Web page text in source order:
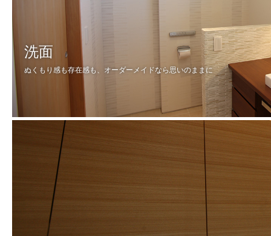
洗面
ぬくもり感も存在感も、オーダーメイドなら思いのままに